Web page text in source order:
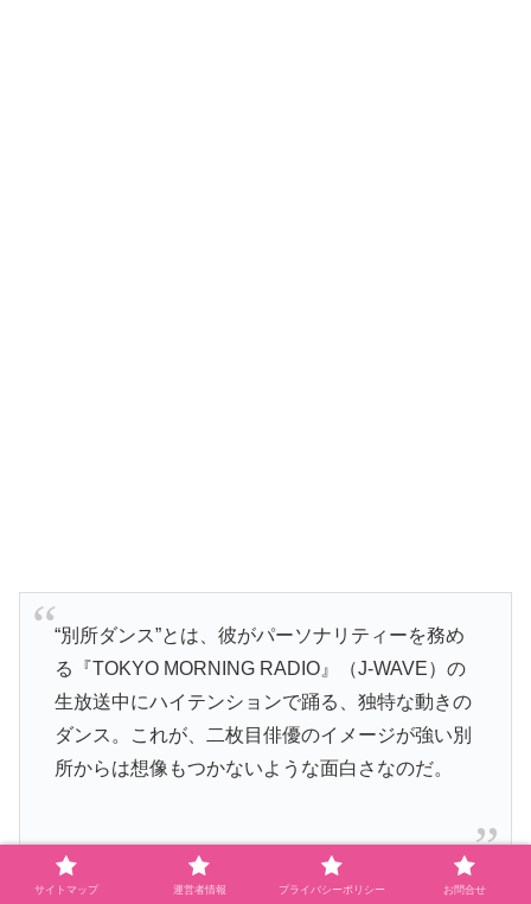
“別所ダンス”とは、彼がパーソナリティーを務め
る『TOKYO MORNING RADIO』（J-WAVE）の
生放送中にハイテンションで踊る、独特な動きの
ダンス。これが、二枚目俳優のイメージが強い別
所からは想像もつかないような面白さなのだ。
特殊なダンスというのは
サイトマップ 運営者情報 プライバシーポリシー お問合せ